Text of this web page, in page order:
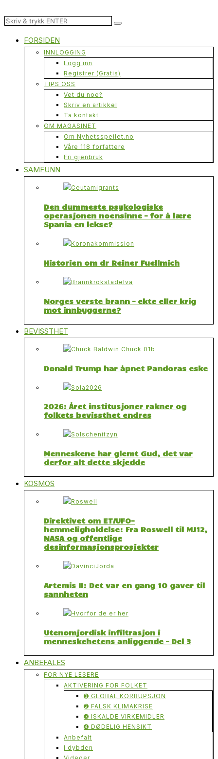
FORSIDEN
INNLOGGING
Logg inn
Registrer (Gratis)
TIPS OSS
Vet du noe?
Skriv en artikkel
Ta kontakt
OM MAGASINET
Om Nyhetsspeilet.no
Våre 118 forfattere
Fri gjenbruk
SAMFUNN
Den dummeste psykologiske
operasjonen noensinne – for å lære
Spania en lekse?
Historien om dr Reiner Fuellmich
Norges verste brann – ekte eller krig
mot innbyggerne?
BEVISSTHET
Donald Trump har åpnet Pandoras eske
2026: Året institusjoner rakner og
folkets bevissthet endres
Menneskene har glemt Gud, det var
derfor alt dette skjedde
KOSMOS
Direktivet om ET/UFO-
hemmeligholdelse: Fra Roswell til MJ12,
NASA og offentlige
desinformasjonsprosjekter
Artemis II: Det var en gang 10 gaver til
sannheten
Utenomjordisk infiltrasjon i
menneskehetens anliggende – Del 3
ANBEFALES
FOR NYE LESERE
AKTIVERING FOR FOLKET
➊ GLOBAL KORRUPSJON
➋ FALSK KLIMAKRISE
➌ ISKALDE VIRKEMIDLER
➍ DØDELIG HENSIKT
Anbefalt
I dybden